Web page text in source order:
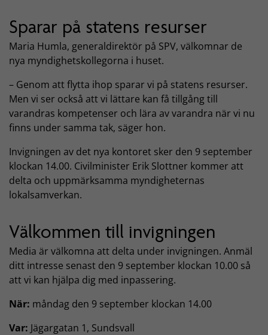
Sparar på statens resurser
Maria Humla, generaldirektör på SPV, välkomnar de
nya myndighetskollegorna i huset.
– Genom att flytta ihop sparar vi på statens resurser.
Men vi ser också att vi lättare kan få tillgång till
varandras kompetenser och lära av varandra när vi nu
finns under samma tak, säger hon.
Invigningen av det nya kontoret sker den 9 september
klockan 14.00. Civilminister Erik Slottner kommer att
delta och uppmärksamma myndigheternas
lokalsamverkan.
Välkommen till invigningen
Media är välkomna att delta under invigningen. Anmäl
ditt intresse senast den 9 september klockan 10.00 så
att vi kan hjälpa dig med inpassering.
När: måndag den 9 september klockan 14.00
Var: Jägargatan 1, Sundsvall